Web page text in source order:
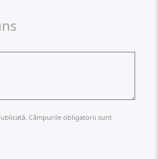
Câmpurile obligatorii sunt